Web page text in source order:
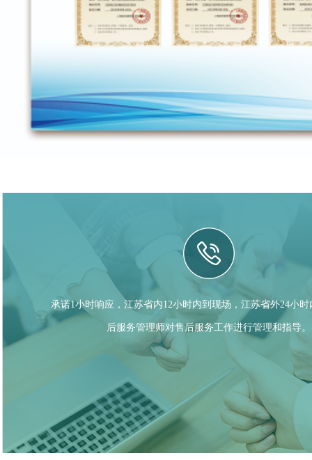
承诺1小时响应，江苏省内12小时内到现场，江苏省外24小
后服务管理师对售后服务工作进行管理和指导。